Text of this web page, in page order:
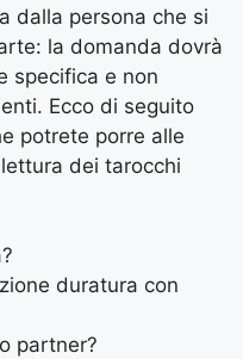
dalla persona che si
la domanda dovrà
specifica e non
Ecco di seguito
potrete porre alle
dei tarocchi
duratura con
partner?